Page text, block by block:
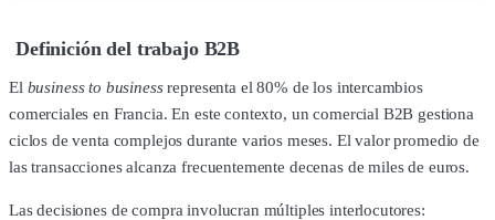
Definición del trabajo B2B
El business to businessrepresenta el 80% de los intercambios
comerciales en Francia. En este contexto, un comercial B2B gestiona
ciclos de venta complejos durante varios meses. El valor promedio de
las transacciones alcanza frecuentemente decenas de miles de euros.
Las decisiones de compra involucran múltiples interlocutores: